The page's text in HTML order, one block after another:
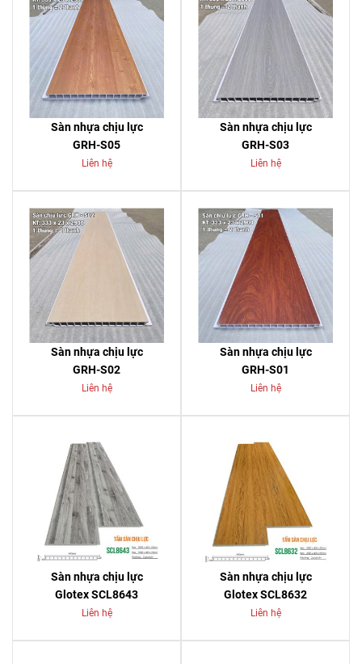
Sàn nhựa chịu lực
GRH-S05
Liên hệ
Sàn nhựa chịu lực
GRH-S03
Liên hệ
Sàn nhựa chịu lực
GRH-S02
Liên hệ
Sàn nhựa chịu lực
GRH-S01
Liên hệ
Sàn nhựa chịu lực
Glotex SCL8643
Liên hệ
Sàn nhựa chịu lực
Glotex SCL8632
Liên hệ